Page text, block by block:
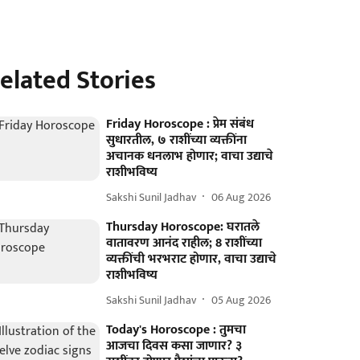
Stories
Friday Horoscope : प्रेम संबंध
सुधारतील, ७ राशींच्या व्यक्तींना
अचानक धनलाभ होणार; वाचा उद्याचे
राशीभविष्य
Sakshi Sunil Jadhav 06 Aug 2026
Thursday Horoscope: घरातले
वातावरण आनंद राहील; 8 राशींच्या
व्यक्तींची भरभराट होणार, वाचा उद्याचे
राशीभविष्य
Sakshi Sunil Jadhav 05 Aug 2026
Today's Horoscope : तुमचा
आजचा दिवस कसा जाणार? ३